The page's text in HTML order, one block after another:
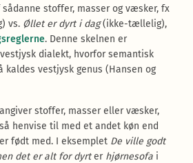
stoffer, masser og væsker, fx
vs. Øllet er dyrt i dag(ikke-tællelig),
. Denne skelnen er
dialekt, hvorfor semantisk
kaldes vestjysk genus (Hansen og
stoffer, masser eller væsker,
henvise til med et andet køn end
født med. I eksemplet De ville godt
det er alt for dyrter hjørnesofa i